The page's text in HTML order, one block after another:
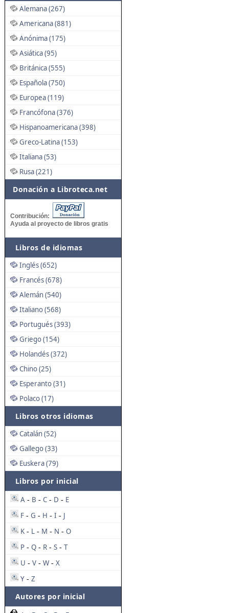
Alemana (267)
Americana (881)
Anónima (175)
Asiática (95)
Británica (555)
Española (750)
Europea (119)
Francófona (376)
Hispanoamericana (398)
Greco-Latina (153)
Italiana (53)
Rusa (221)
Donación a Libroteca.net
Contribución:
Ayuda al proyecto de libros gratis
Libros de idiomas
Inglés (652)
Francés (678)
Alemán (540)
Italiano (568)
Portugués (393)
Griego (154)
Holandés (372)
Chino (25)
Esperanto (31)
Polaco (17)
Libros otros idiomas
Catalán (52)
Gallego (33)
Euskera (79)
Libros por inicial
A - B - C - D - E
F - G - H - I - J
K - L - M - N - O
P - Q - R - S - T
U - V - W - X
Y - Z
Autores por inicial